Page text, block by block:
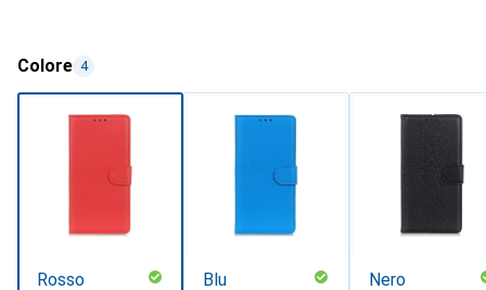
Colore 4
Rosso Blu Nero